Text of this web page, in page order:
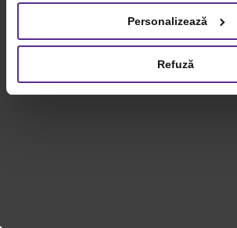
privind utilizarea modulelor cookie.Detalii
Personalizează
Refuză